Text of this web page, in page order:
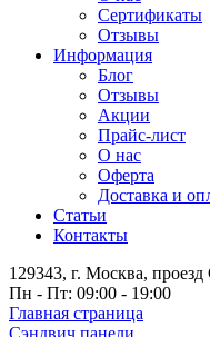
Сертификаты
Отзывы
Информация
Блог
Отзывы
Акции
Прайс-лист
О нас
Оферта
Доставка и
Статьи
Контакты
129343, г. Москва, проезд
Пн - Пт: 09:00 - 19:00
Главная страница
Сэндвич панели